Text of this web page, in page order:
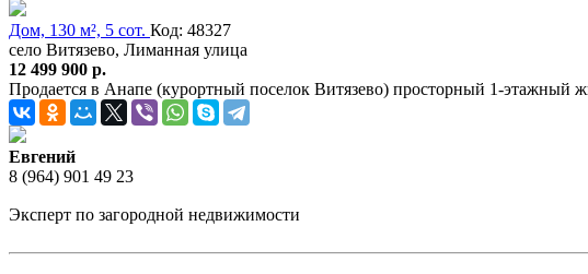
Дом, 130 м², 5 сот. Код: 48327
село Витязево, Лиманная улица
12 499 900 р.
Продается в Анапе (курортный поселок Витязево) просторный 1-этажный
Евгений
8 (964) 901 49 23
Эксперт по загородной недвижимости